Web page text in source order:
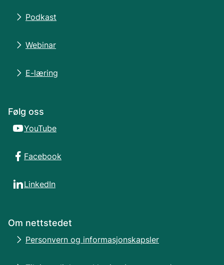
Podkast
Webinar
E-læring
Følg oss
YouTube
Facebook
LinkedIn
Om nettstedet
Personvern og informasjonskapsler